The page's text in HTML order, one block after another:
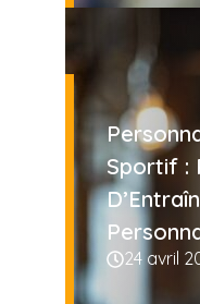
Sportif :
24 avril